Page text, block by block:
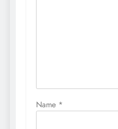
Name *